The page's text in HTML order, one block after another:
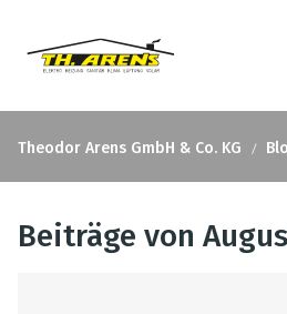
Theodor Arens GmbH & Co. KG
Beiträge von